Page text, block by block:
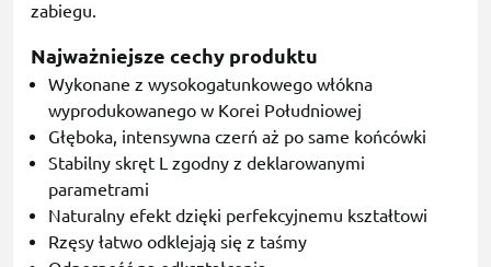
zabiegu.
Najważniejsze cechy produktu
Wykonane z wysokogatunkowego włókna
wyprodukowanego w Korei Południowej
Głęboka, intensywna czerń aż po same końcówki
Stabilny skręt L zgodny z deklarowanymi
parametrami
Naturalny efekt dzięki perfekcyjnemu kształtowi
Rzęsy łatwo odklejają się z taśmy